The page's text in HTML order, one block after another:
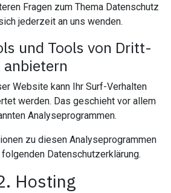
Fragen zum Thema Datenschutz
jederzeit an uns wenden.
und Tools von Dritt­
anbietern
Website kann Ihr Surf-Verhalten
werden. Das geschieht vor allem
Analyseprogrammen.
zu diesen Analyseprogrammen
Datenschutzerklärung.
Hosting